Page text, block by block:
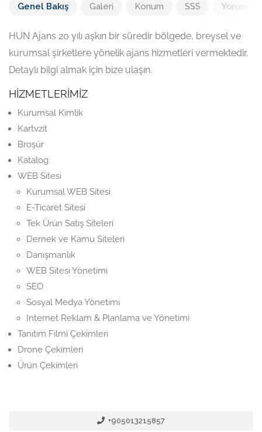
Genel Bakış Galeri Konum SSS Yorum
HUN Ajans 20 yılı aşkın bir süredir bölgede, breysel ve
kurumsal şirketlere yönelik ajans hizmetleri vermektedir.
Detaylı bilgi almak için bize ulaşın.
HİZMETLERİMİZ
Kurumsal Kimlik
Kartvzit
Broşür
Katalog
WEB Sitesi
Kurumsal WEB Sitesi
E-Ticaret Sitesi
Tek Ürün Satış Siteleri
Dernek ve Kamu Siteleri
Danışmanlık
WEB Sitesi Yönetimi
SEO
Sosyal Medya Yönetimi
Internet Reklam & Planlama ve Yönetimi
Tanıtım Filmi Çekimleri
Drone Çekimleri
Ürün Çekimleri
+905013215857